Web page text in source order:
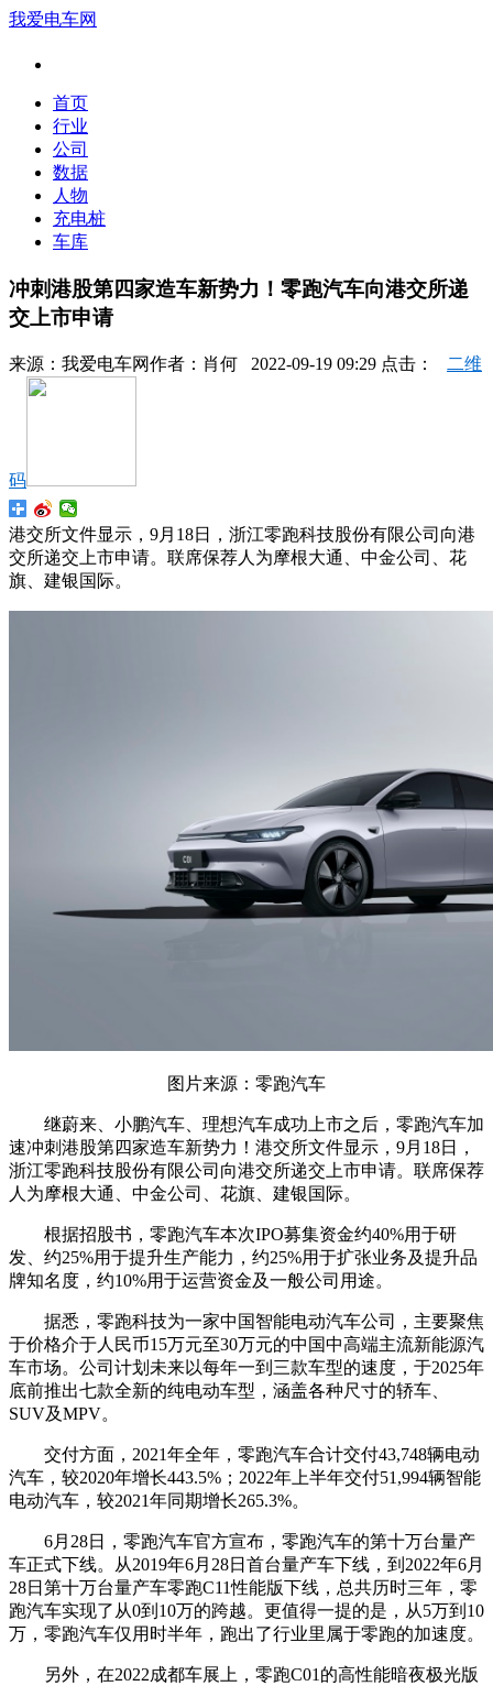
我爱电车网
首页
行业
公司
数据
人物
充电桩
车库
冲刺港股第四家造车新势力！零跑汽车向港交所递
交上市申请
来源： 我爱电车网作者： 肖何 2022-09-19 09:29 点击： 二维
码
港交所文件显示，9月18日，浙江零跑科技股份有限公司向港
交所递交上市申请。联席保荐人为摩根大通、中金公司、花
旗、建银国际。
图片来源：零跑汽车
继蔚来、小鹏汽车、理想汽车成功上市之后，零跑汽车加
速冲刺港股第四家造车新势力！港交所文件显示，9月18日，
浙江零跑科技股份有限公司向港交所递交上市申请。联席保荐
人为摩根大通、中金公司、花旗、建银国际。
根据招股书，零跑汽车本次IPO募集资金约40%用于研
发、约25%用于提升生产能力，约25%用于扩张业务及提升品
牌知名度，约10%用于运营资金及一般公司用途。
据悉，零跑科技为一家中国智能电动汽车公司，主要聚焦
于价格介于人民币15万元至30万元的中国中高端主流新能源汽
车市场。公司计划未来以每年一到三款车型的速度，于2025年
底前推出七款全新的纯电动车型，涵盖各种尺寸的轿车、
SUV及MPV。
交付方面，2021年全年，零跑汽车合计交付43,748辆电动
汽车，较2020年增长443.5%；2022年上半年交付51,994辆智能
电动汽车，较2021年同期增长265.3%。
6月28日，零跑汽车官方宣布，零跑汽车的第十万台量产
车正式下线。从2019年6月28日首台量产车下线，到2022年6月
28日第十万台量产车零跑C11性能版下线，总共历时三年，零
跑汽车实现了从0到10万的跨越。更值得一提的是，从5万到10
万，零跑汽车仅用时半年，跑出了行业里属于零跑的加速度。
另外，在2022成都车展上，零跑C01的高性能暗夜极光版